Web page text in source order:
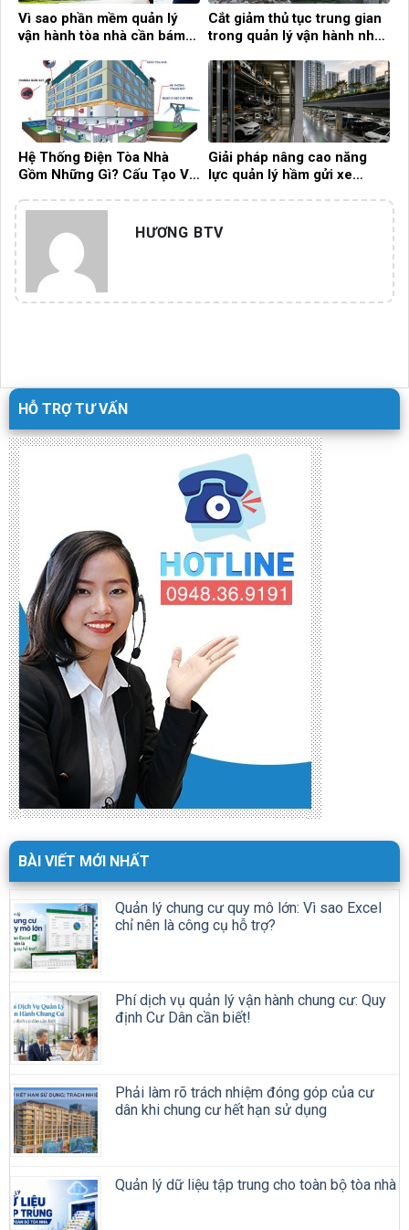
Vì sao phần mềm quản lý
vận hành tòa nhà cần bám
Cắt giảm thủ tục trung gian
trong quản lý vận hành nhà
Hệ Thống Điện Tòa Nhà
Gồm Những Gì? Cấu Tạo Và
Vận Hành
Giải pháp nâng cao năng
lực quản lý hầm gửi xe
HƯƠNG BTV
HỖ TRỢ TƯ VẤN
BÀI VIẾT MỚI NHẤT
Quản lý chung cư quy mô lớn: Vì sao Excel
chỉ nên là công cụ hỗ trợ?
Phí dịch vụ quản lý vận hành chung cư: Quy
định Cư Dân cần biết!
Phải làm rõ trách nhiệm đóng góp của cư
dân khi chung cư hết hạn sử dụng
Quản lý dữ liệu tập trung cho toàn bộ tòa nhà